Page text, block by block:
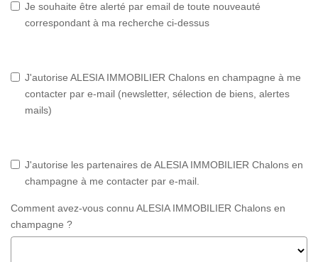
Je souhaite être alerté par email de toute nouveauté
correspondant à ma recherche ci-dessus
J'autorise ALESIA IMMOBILIER Chalons en champagne à me
contacter par e-mail (newsletter, sélection de biens, alertes
mails)
J'autorise les partenaires de ALESIA IMMOBILIER Chalons en
champagne à me contacter par e-mail.
Comment avez-vous connu ALESIA IMMOBILIER Chalons en
champagne ?